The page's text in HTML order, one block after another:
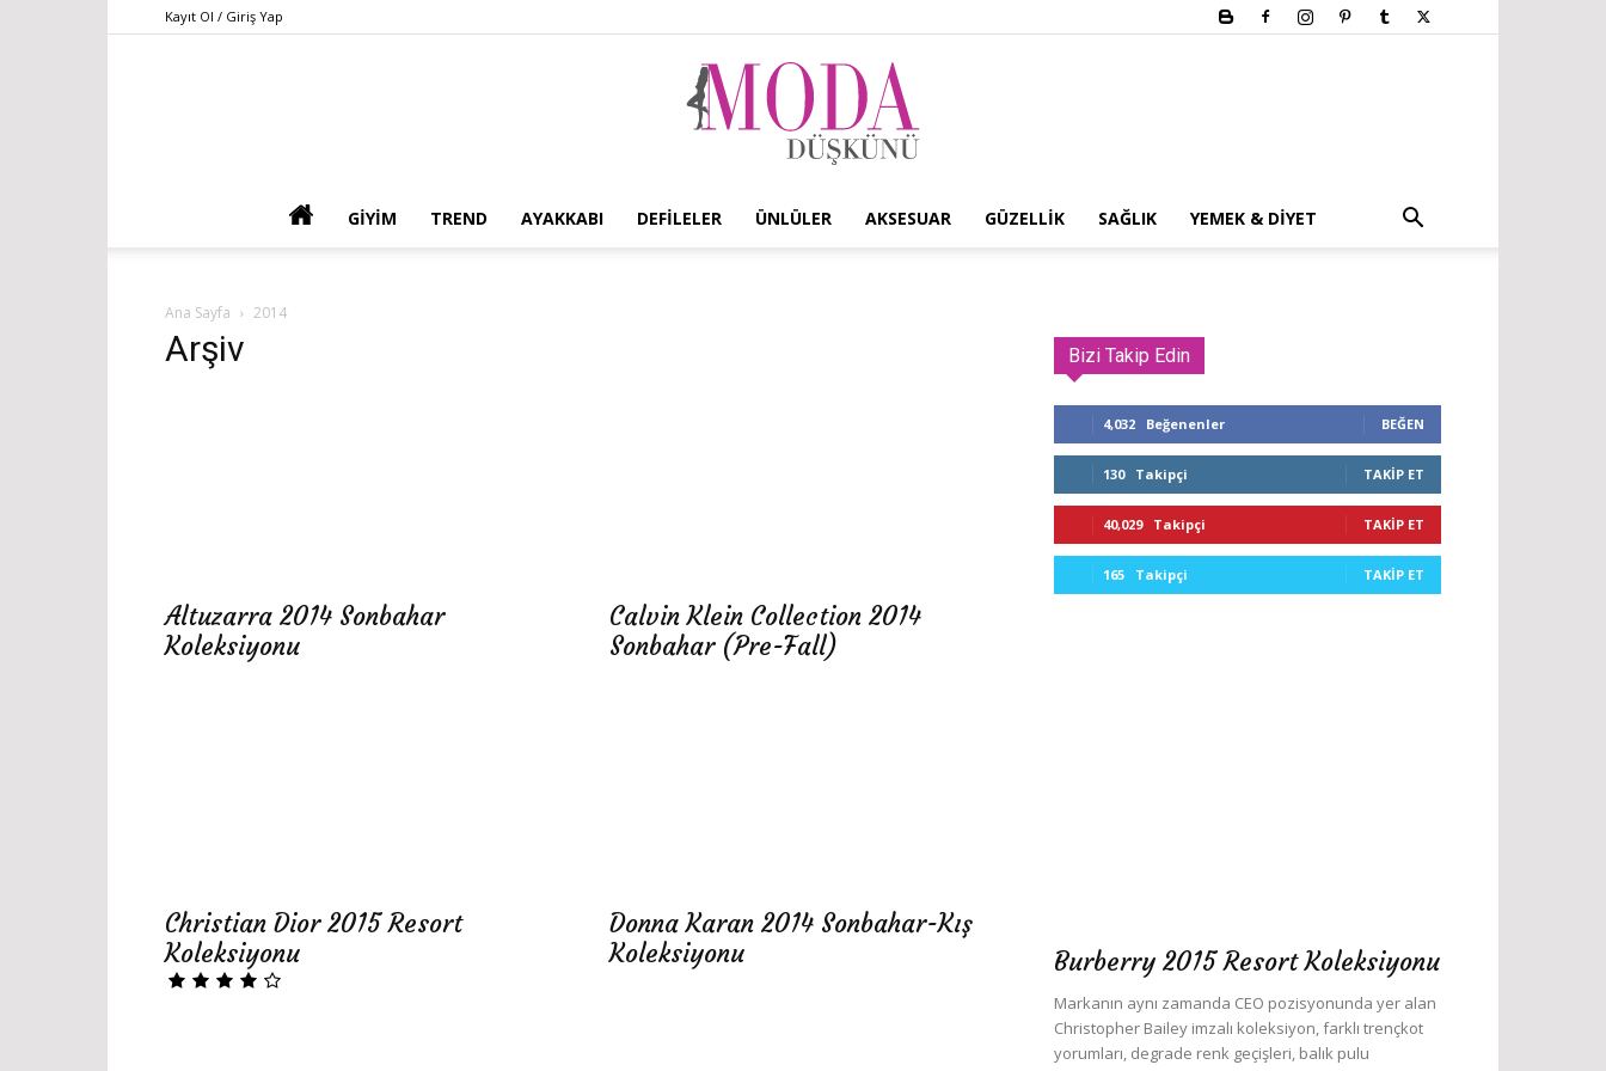
Kayıt Ol / Giriş Yap
GIYIM TREND AYAKKABI DEFILELER ÜNLÜLER AKSESUAR GÜZELLIK SAĞLIK YEMEK & DIYET
Ana Sayfa 2014
Arşiv
Altuzarra 2014 Sonbahar
Koleksiyonu
Calvin Klein Collection 2014
Sonbahar (Pre-Fall)
Christian Dior 2015 Resort
Koleksiyonu
Donna Karan 2014 Sonbahar-Kış
Koleksiyonu
Bizi Takip Edin
4,032 Beğenenler BEĞEN
130 Takipçi TAKIP ET
40,029 Takipçi TAKIP ET
165 Takipçi TAKIP ET
Burberry 2015 Resort Koleksiyonu
Markanın aynı zamanda CEO pozisyonunda yer alan
Christopher Bailey imzalı koleksiyon, farklı trençkot
yorumları, degrade renk geçişleri, balık pulu